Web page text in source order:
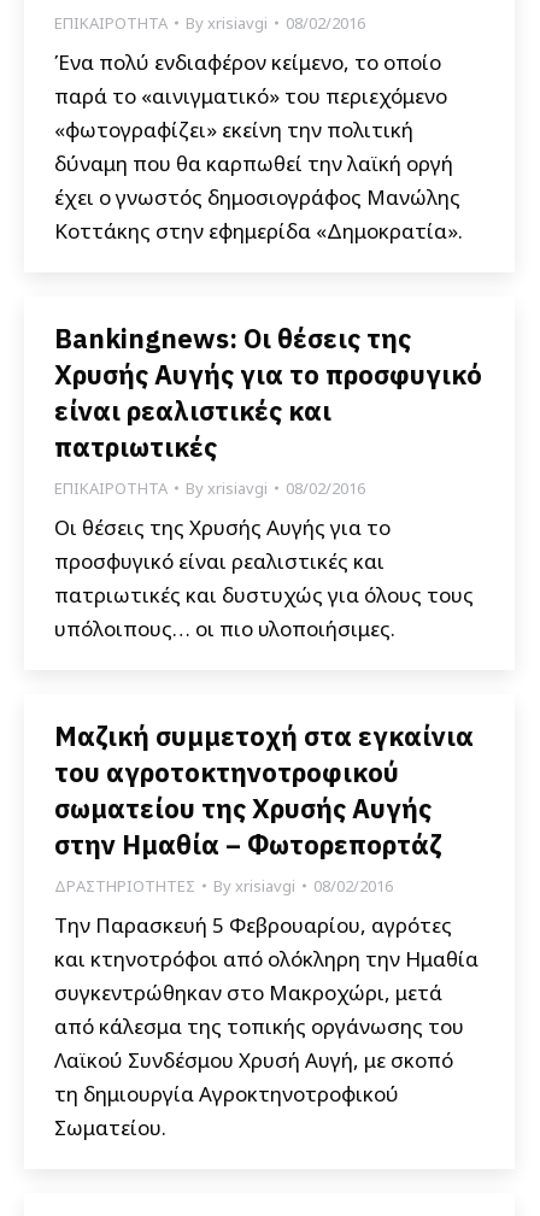
ΕΠΙΚΑΙΡΟΤΗΤΑ Byxrisiavgi 08/02/2016
Ένα πολύ ενδιαφέρον κείμενο, το οποίο
παρά το «αινιγματικό» του περιεχόμενο
«φωτογραφίζει» εκείνη την πολιτική
δύναμη που θα καρπωθεί την λαϊκή οργή
έχει ο γνωστός δημοσιογράφος Μανώλης
Κοττάκης στην εφημερίδα «Δημοκρατία».
Bankingnews: Οι θέσεις της
Χρυσής Αυγής για το προσφυγικό
είναι ρεαλιστικές και
πατριωτικές
ΕΠΙΚΑΙΡΟΤΗΤΑ Byxrisiavgi 08/02/2016
Οι θέσεις της Χρυσής Αυγής για το
προσφυγικό είναι ρεαλιστικές και
πατριωτικές και δυστυχώς για όλους τους
υπόλοιπους… οι πιο υλοποιήσιμες.
Μαζική συμμετοχή στα εγκαίνια
του αγροτοκτηνοτροφικού
σωματείου της Χρυσής Αυγής
στην Ημαθία – Φωτορεπορτάζ
ΔΡΑΣΤΗΡΙΟΤΗΤΕΣ Byxrisiavgi 08/02/2016
Την Παρασκευή 5 Φεβρουαρίου, αγρότες
και κτηνοτρόφοι από ολόκληρη την Ημαθία
συγκεντρώθηκαν στο Μακροχώρι, μετά
από κάλεσμα της τοπικής οργάνωσης του
Λαϊκού Συνδέσμου Χρυσή Αυγή, με σκοπό
τη δημιουργία Αγροκτηνοτροφικού
Σωματείου.